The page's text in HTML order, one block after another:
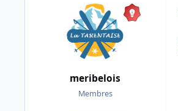
meribelois
Membres